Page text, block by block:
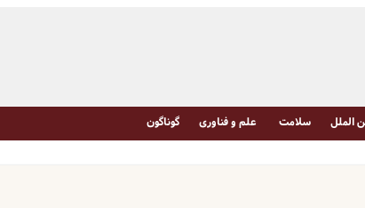
الملل سلامت علم و فناوری گوناگون